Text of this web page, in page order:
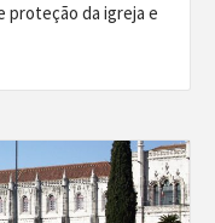
proteção da igreja e